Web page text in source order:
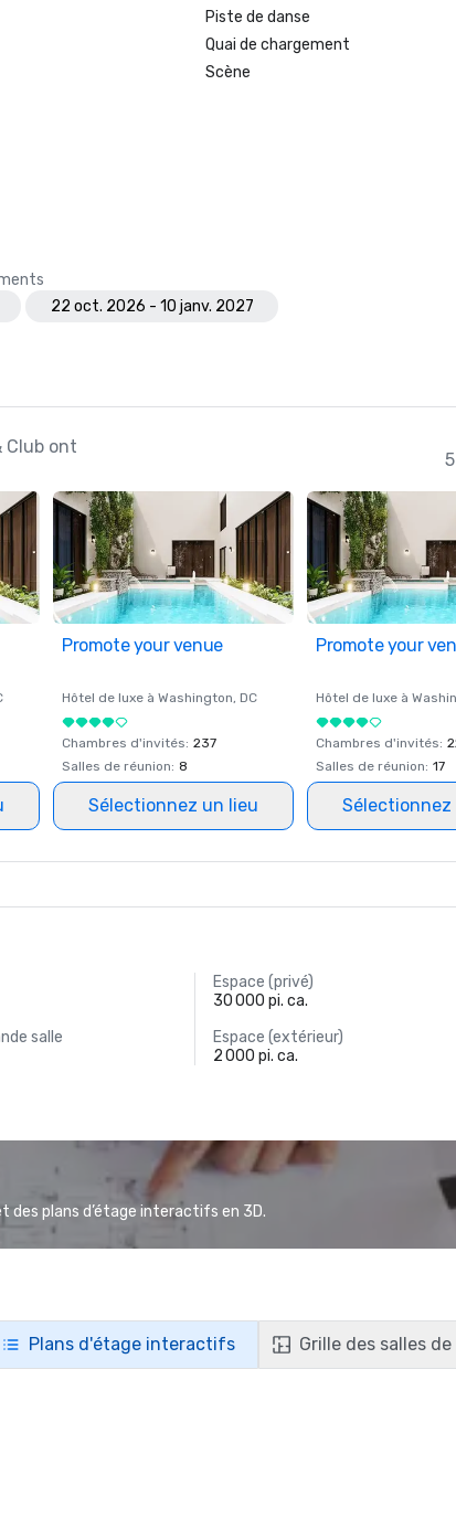
Piste de danse
Quai de chargement
Scène
22 oct. 2026 - 10 janv. 2027
Club ont
Promote your venue
Hôtel de luxe à Washington, DC
Chambres d'invités: 237
Salles de réunion: 8
Sélectionnez un lieu
Promote your
Hôtel de luxe à
Chambres d'invités:
Salles de réunion: 17
Sélectionnez
Espace (privé)
30 000 pi. ca.
salle
Espace (extérieur)
2 000 pi. ca.
des plans d’étage interactifs en 3D.
Plans d'étage interactifs Grille des salles